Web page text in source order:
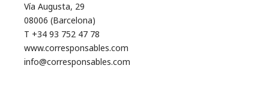
Vía Augusta, 29
08006 (Barcelona)
T +34 93 752 47 78
www.corresponsables.com
info@corresponsables.com